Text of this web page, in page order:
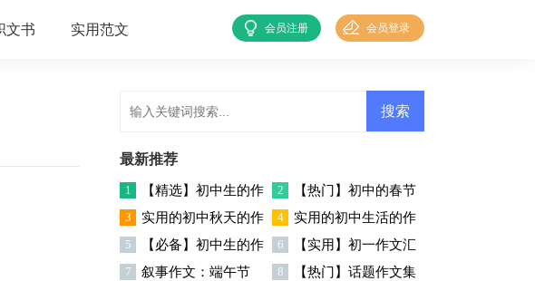
文书 实用范文 会员登录
会员注册
最新推荐
1
【精选】初中生的作
文锦集5篇
2
【热门】初中的春节
作文集合6篇
3
实用的初中秋天的作
文八篇
4
实用的初中生活的作
文合集6篇
5
【必备】初中生的作
文锦集9篇
6
【实用】初一作文汇
编九篇
7 叙事作文：端午节 8
【热门】话题作文集